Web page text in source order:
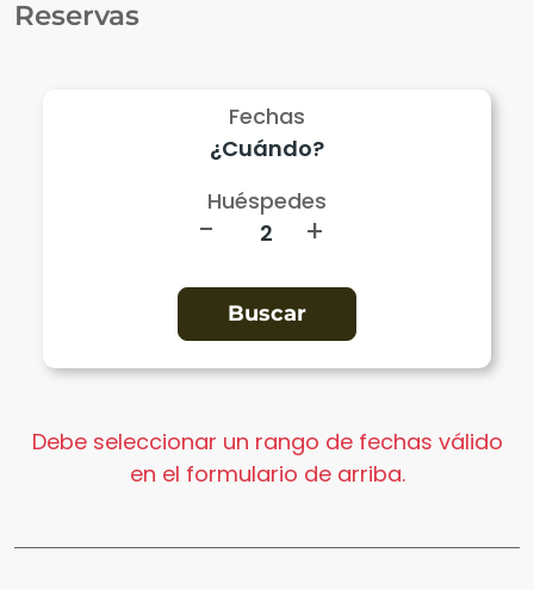
Reservas
Fechas
Huéspedes
- +
Debe seleccionar un rango de fechas válido
en el formulario de arriba.